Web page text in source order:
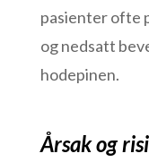
pasienter ofte
og nedsatt
hodepinen.
Årsak og